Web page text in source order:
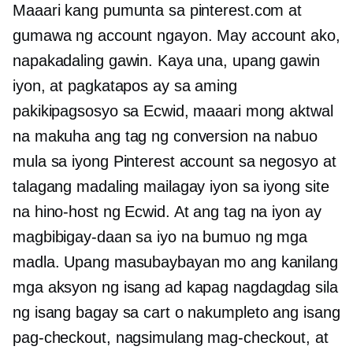
Maaari kang pumunta sa pinterest.com at
gumawa ng account ngayon. May account ako,
napakadaling gawin. Kaya una, upang gawin
iyon, at pagkatapos ay sa aming
pakikipagsosyo sa Ecwid, maaari mong aktwal
na makuha ang tag ng conversion na nabuo
mula sa iyong Pinterest account sa negosyo at
talagang madaling mailagay iyon sa iyong site
na hino-host ng Ecwid. At ang tag na iyon ay
magbibigay-daan sa iyo na bumuo ng mga
madla. Upang masubaybayan mo ang kanilang
mga aksyon ng isang ad kapag nagdagdag sila
ng isang bagay sa cart o nakumpleto ang isang
pag-checkout, nagsimulang mag-checkout, at